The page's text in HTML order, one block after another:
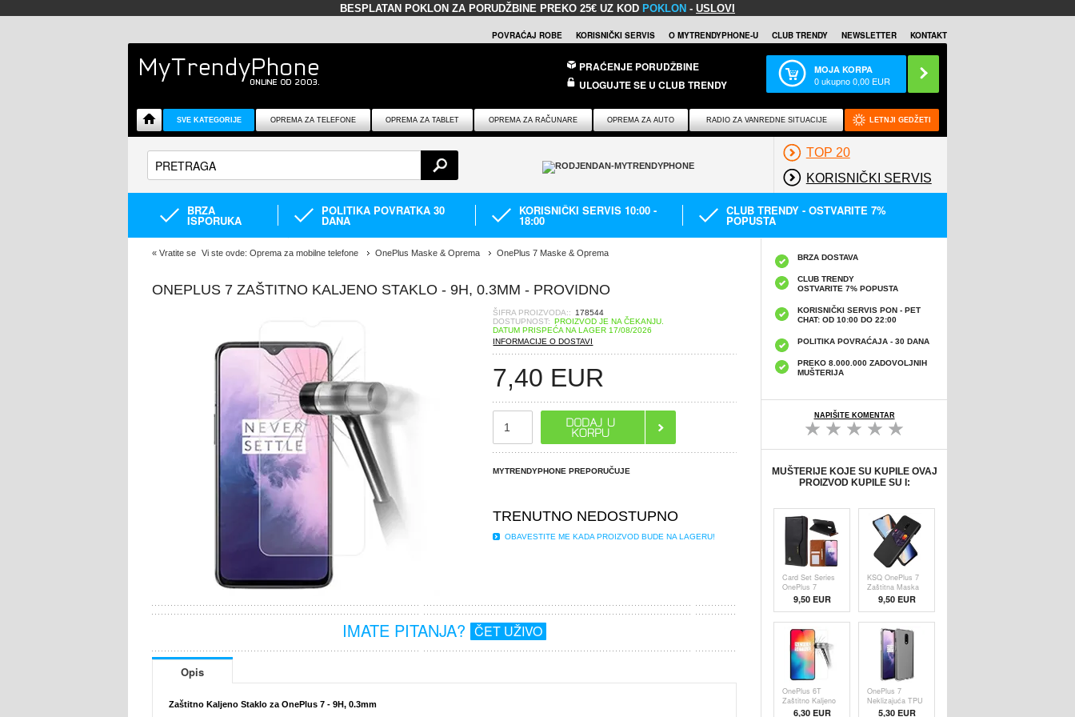
BESPLATAN POKLON ZA PORUDŽBINE PREKO 25€ UZ KOD POKLON - USLOVI
POVRAĆAJ ROBE KORISNIČKI SERVIS O MYTRENDYPHONE-U CLUB TRENDY NEWSLETTER KONTAKT
PRAĆENJE PORUDŽBINE
ULOGUJTE SE U CLUB TRENDY
MOJA KORPA
0ukupno0,00 EUR
SVE KATEGORIJE OPREMA ZA TELEFONE OPREMA ZA TABLET OPREMA ZA RAČUNARE OPREMA ZA AUTO RADIO ZA VANREDNE SITUACIJE LETNJI GEDŽETI
TOP 20
KORISNIČKI SERVIS
BRZA
ISPORUKA
POLITIKA POVRATKA 30
DANA
KORISNIČKI SERVIS 10:00 -
18:00
CLUB TRENDY - OSTVARITE 7%
POPUSTA
« Vratite se Vi ste ovde: Oprema za mobilne telefone OnePlus Maske & Oprema OnePlus 7 Maske & Oprema
ONEPLUS 7 ZAŠTITNO KALJENO STAKLO - 9H, 0.3MM - PROVIDNO
ŠIFRA PROIZVODA::
178544
DOSTUPNOST: PROIZVOD JE NA ČEKANJU.
DATUM PRISPEĆA NA LAGER 17/08/2026
INFORMACIJE O DOSTAVI
7,40 EUR
MYTRENDYPHONE PREPORUČUJE
TRENUTNO NEDOSTUPNO
OBAVESTITE ME KADA PROIZVOD BUDE NA LAGERU!
IMATE PITANJA? ČET UŽIVO
Opis
Zaštitno Kaljeno Staklo za OnePlus 7 - 9H, 0.3mm
BRZA DOSTAVA
CLUB TRENDY
OSTVARITE 7% POPUSTA
KORISNIČKI SERVIS PON - PET
CHAT: OD 10:00 DO 22:00
POLITIKA POVRAĆAJA - 30 DANA
PREKO 8.000.000 ZADOVOLJNIH
MUŠTERIJA
NAPIŠITE KOMENTAR
MUŠTERIJE KOJE SU KUPILE OVAJ
PROIZVOD KUPILE SU I:
Card Set Series
OnePlus 7
Novčanik-Futrola
- Crna
9,50EUR
KSQ OnePlus 7
Zaštitna Maska
sa Džepom za
Karticu - Crna
9,50 EUR
OnePlus 6T
Zaštitno Kaljeno
Staklo - 9H,
6,30EUR
OnePlus 7
Neklizajuća TPU
Zaštitna Maska -
5,30 EUR